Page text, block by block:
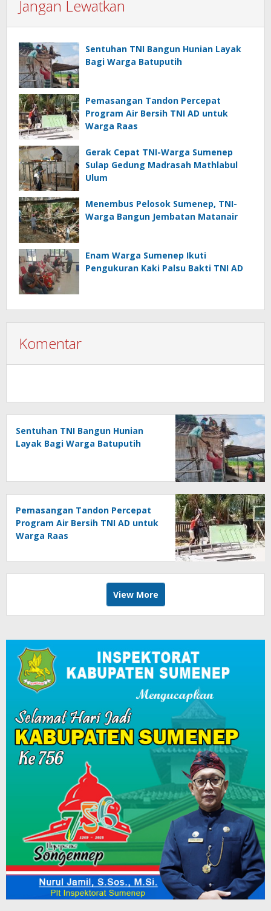
Jangan Lewatkan
Sentuhan TNI Bangun Hunian Layak
Bagi Warga Batuputih
Pemasangan Tandon Percepat
Program Air Bersih TNI AD untuk
Warga Raas
Gerak Cepat TNI-Warga Sumenep
Sulap Gedung Madrasah Mathlabul
Ulum
Menembus Pelosok Sumenep, TNI-
Warga Bangun Jembatan Matanair
Enam Warga Sumenep Ikuti
Pengukuran Kaki Palsu Bakti TNI AD
Komentar
Sentuhan TNI Bangun Hunian
Layak Bagi Warga Batuputih
Pemasangan Tandon Percepat
Program Air Bersih TNI AD untuk
Warga Raas
View More